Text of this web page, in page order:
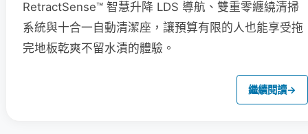
RetractSense™ 智慧升降 LDS 導航、雙重零纏繞清掃
系統與十合一自動清潔座，讓預算有限的人也能享受拖
完地板乾爽不留水漬的體驗。
繼續閱讀→